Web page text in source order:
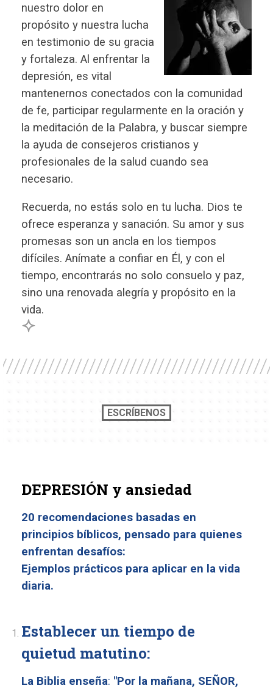
nuestro dolor en
propósito y nuestra lucha
en testimonio de su gracia
y fortaleza. Al enfrentar la
depresión, es vital
mantenernos conectados con la comunidad
de fe, participar regularmente en la oración y
la meditación de la Palabra, y buscar siempre
la ayuda de consejeros cristianos y
profesionales de la salud cuando sea
necesario.
Recuerda, no estás solo en tu lucha. Dios te
ofrece esperanza y sanación. Su amor y sus
promesas son un ancla en los tiempos
difíciles. Anímate a confiar en Él, y con el
tiempo, encontrarás no solo consuelo y paz,
sino una renovada alegría y propósito en la
vida.
ESCRÍBENOS
DEPRESIÓN y ansiedad
20 recomendaciones basadas en
principios bíblicos, pensado para quienes
enfrentan desafíos:
Ejemplos prácticos para aplicar en la vida
diaria.
Establecer un tiempo de
quietud matutino:
La Biblia enseña: "Por la mañana, SEÑOR,